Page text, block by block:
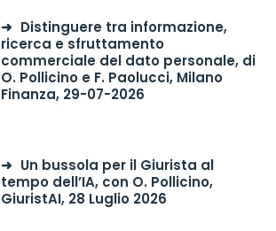
Distinguere tra informazione,
ricerca e sfruttamento
commerciale del dato personale, di
O. Pollicino e F. Paolucci, Milano
Finanza, 29-07-2026
Un bussola per il Giurista al
tempo dell’IA, con O. Pollicino,
GiuristAI, 28 Luglio 2026